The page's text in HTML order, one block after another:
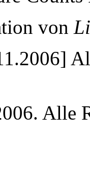
von
Alle